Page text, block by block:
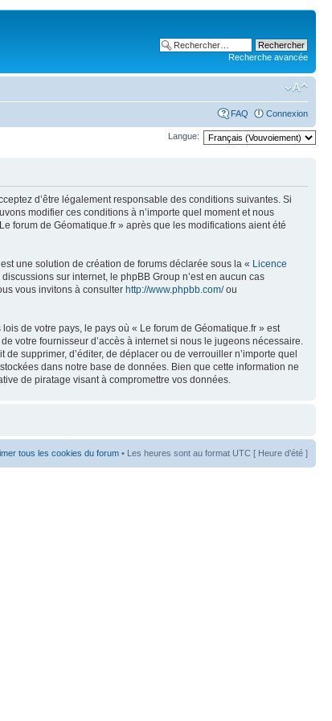
Recherche avancée
FAQ Connexion
Langue:
d’être légalement responsable des conditions suivantes. Si
modifier ces conditions à n’importe quel moment et nous
forum de Géomatique.fr » après que les modifications aient été
une solution de création de forums déclarée sous la « Licence
sur internet, le phpBB Group n’est en aucun cas
vous invitons à consulter http://www.phpbb.com/ou
de votre pays, le pays où « Le forum de Géomatique.fr » est
votre fournisseur d’accès à internet si nous le jugeons nécessaire.
supprimer, d’éditer, de déplacer ou de verrouiller n’importe quel
dans notre base de données. Bien que cette information ne
de piratage visant à compromettre vos données.
tous les cookies du forum • Les heures sont au format UTC [ Heure d’été ]